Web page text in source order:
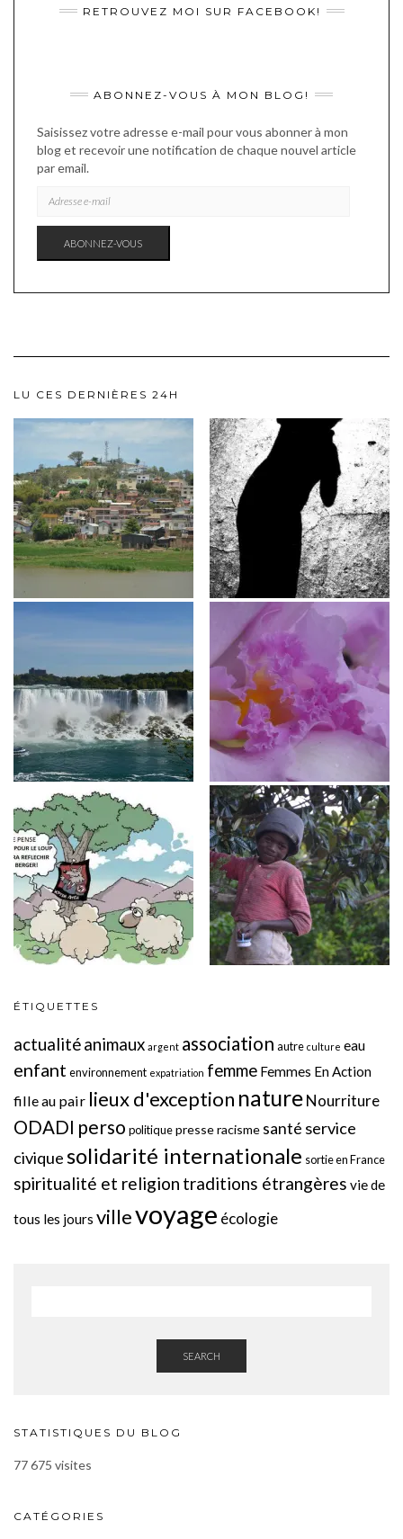
RETROUVEZ MOI SUR FACEBOOK!
ABONNEZ-VOUS À MON BLOG!
Saisissez votre adresse e-mail pour vous abonner à mon
blog et recevoir une notification de chaque nouvel article
par email.
ABONNEZ-VOUS
LU CES DERNIÈRES 24H
ÉTIQUETTES
actualitéanimaux argent association autre culture eau
enfant environnement expatriation femme Femmes En Action
fille au pair lieux d'exception natureNourriture
ODADI perso politiquepresseracisme santé service
civiquesolidarité internationale sortie en France
spiritualité et religion traditions étrangères vie de
tous les jours villevoyage écologie
SEARCH
STATISTIQUES DU BLOG
77 675 visites
CATÉGORIES